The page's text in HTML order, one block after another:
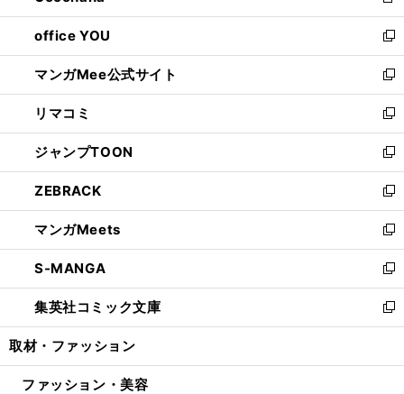
開
く
ウ
で
開
く
ウ
ィ
ン
ド
ウ
で
開
く
し
い
ウ
ィ
ン
ド
ウ
で
開
く
office YOU
新
し
い
ウ
ィ
ン
ド
ウ
で
開
く
マンガMee公式サイト
新
し
い
ウ
ィ
ン
ド
ウ
で
開
く
リマコミ
新
し
い
ウ
ィ
ン
ド
ウ
で
開
く
ジャンプTOON
新
し
い
ウ
ィ
ン
ド
ウ
で
開
ZEBRACK
新
し
い
ウ
ィ
ン
ド
ウ
開
マンガMeets
新
し
い
ウ
ィ
ン
ウ
S-MANGA
新
し
い
ウ
ン
集英社コミック文庫
新
し
ウ
取材・ファッション
ファッション・美容